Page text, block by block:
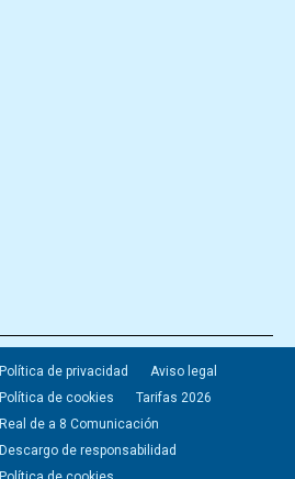
Política de privacidad
Aviso legal
Política de cookies
Tarifas 2026
Real de a 8 Comunicación
Descargo de responsabilidad